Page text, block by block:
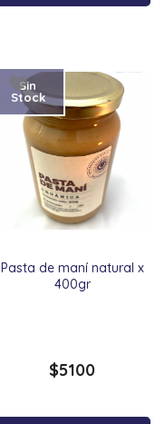
Pasta de maní natural x
400gr
Sin
Stock
$5100